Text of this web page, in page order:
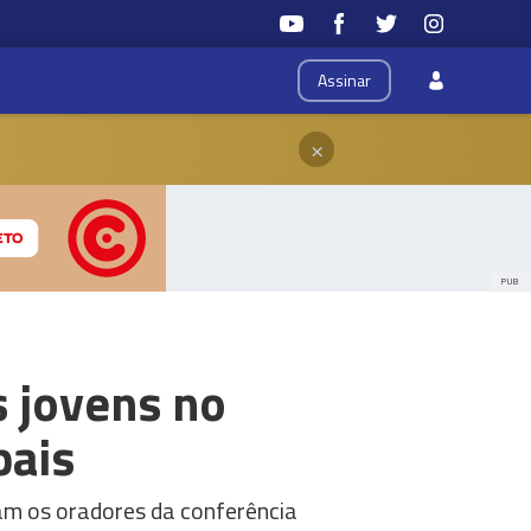
Assinar
×
PUB
jovens no
os oradores da conferência